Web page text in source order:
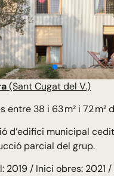
(Sant Cugat del V.)
entre 38 i 63 m² i 72 m²
d’edifici municipal
parcial del grup.
2019 / Inici obres: 2021 /